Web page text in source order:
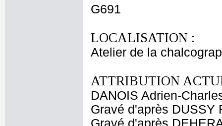
G691
LOCALISATION :
Atelier de la
ATTRIBUTION
DANOIS Adrien-
Gravé d'après DUSSY
Gravé d'après